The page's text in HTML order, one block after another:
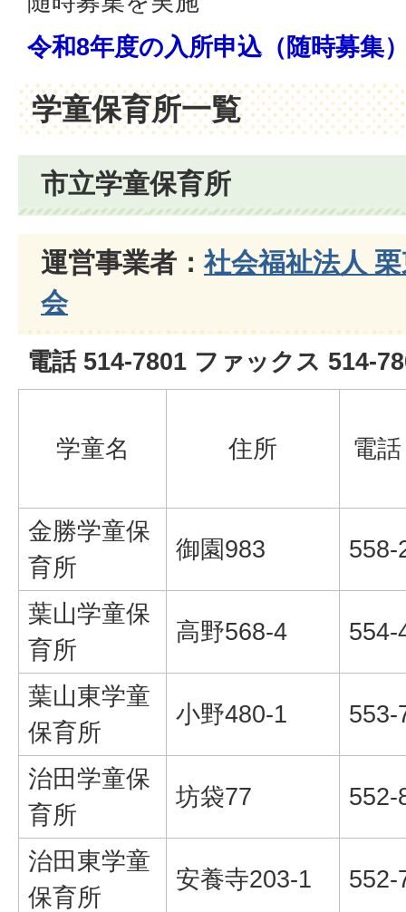
令和8年度の入所申込（随時募集
学童保育所一覧
市立学童保育所
運営事業者： 社会福祉法人
会
電話 514-7801 ファックス 514-
学童名 住所 電話
金勝学童保
育所
御園983 558-
葉山学童保
育所
高野568-4 554-
葉山東学童
保育所
小野480-1 553-
治田学童保
育所
坊袋77 552-
治田東学童
保育所
安養寺203-1 552-